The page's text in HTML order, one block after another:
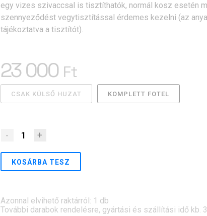
egy vizes szivaccsal is tisztíthatók, normál kosz esetén
szennyeződést vegytisztítással érdemes kezelni (az
tájékoztatva a tisztítót).
23 000 Ft
CSAK KÜLSŐ HUZAT KOMPLETT FOTEL
- 1 +
KOSÁRBA TESZ
Azonnal elvihető raktárról: 1 db
További darabok rendelésre, gyártási és szállítási idő kb.